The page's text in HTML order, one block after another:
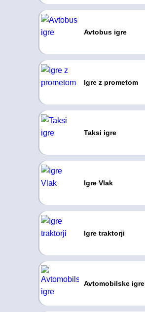
Avtobus igre
Igre z prometom
Taksi igre
Igre Vlak
Igre traktorji
Avtomobilske igre